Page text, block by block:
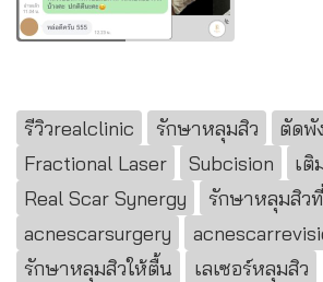
รีวิวrealclinic รักษาหลุมสิว
ตัดพั
Fractional Laser
Subcision
เติ
Real Scar Synergy
รักษาหลุมสิว
acnescarsurgery
รักษาหลุมสิวให้ตื้น
เลเซอร์หลุมสิว